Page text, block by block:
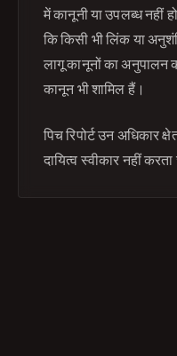
में कानूनी या उपलब्ध नहीं
कि किसी भी लिंक या
लागू कानूनों का अनुपालन
कानून भी शामिल हैं।
पिच रिपोर्ट उन अधिकार
दायित्व स्वीकार नहीं